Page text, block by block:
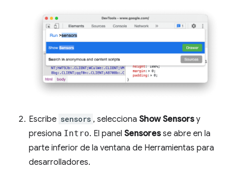
Escribe sensors , selecciona Show Sensorsy
presiona Intro. El panel Sensoresse abre en la
parte inferior de la ventana de Herramientas para
desarrolladores.